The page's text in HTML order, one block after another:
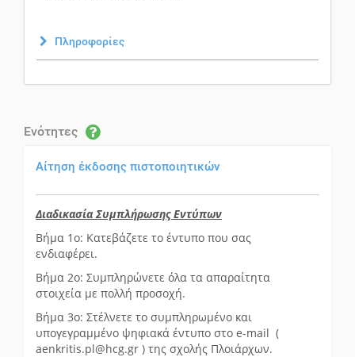
Πληροφορίες
Ενότητες
Αίτηση έκδοσης πιστοποιητικών
Διαδικασία Συμπλήρωσης Εντύπων
Βήμα 1ο: Κατεβάζετε τo έντυπο που σας
ενδιαφέρει.
Βήμα 2ο: Συμπληρώνετε όλα τα απαραίτητα
στοιχεία με πολλή προσοχή.
Βήμα 3ο: Στέλνετε το συμπληρωμένο και
υπογεγραμμένο ψηφιακά έντυπο στο e-mail (
aenkritis.pl@hcg.gr ) της σχολής Πλοιάρχων.